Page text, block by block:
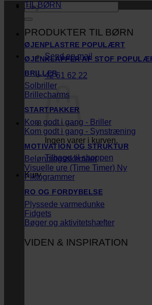
Søg
efter:
Send en mail
42 61 62 22
Ingen varer i kurven.
Tilbage til shoppen
Kurv
TIL BØRN
PRODUKTER TIL BØRN
ØJENPLASTRE
ØJENKLAPPER AF STOF
BRILLER
Solbriller
Brillecharms
STARTPAKKER
Kom godt i gang - Briller
Kom godt i gang - Synstræning
MOTIVATION OG STRUKTUR
Belønningsskemaer
Visuelle ure (Time Timer)
Piktogrammer
RO OG FORDYBELSE
Plyssede varmedunke
Fidgets
Bøger og aktivitetshæfter
VIDEN & INSPIRATION